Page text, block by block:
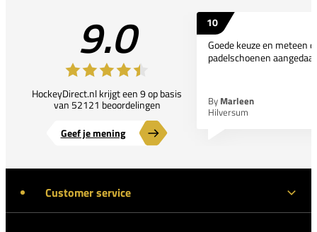
9.0
HockeyDirect.nl krijgt een 9 op basis
van 52121 beoordelingen
Geef je mening
10
Goede keuze en meteen
padelschoenen
By Marleen
Hilversum
Customer service